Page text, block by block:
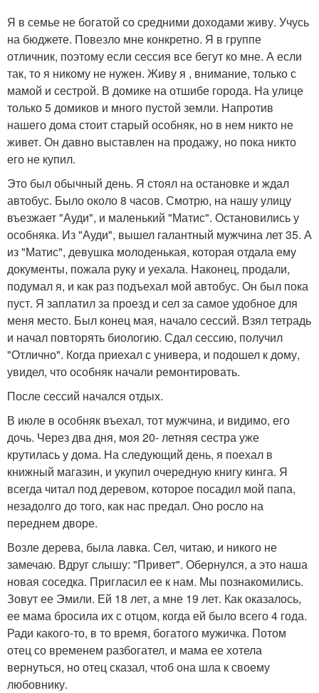
Я в семье не богатой со средними доходами живу. Учусь
на бюджете. Повезло мне конкретно. Я в группе
отличник, поэтому если сессия все бегут ко мне. А если
так, то я никому не нужен. Живу я , внимание, только с
мамой и сестрой. В домике на отшибе города. На улице
только 5 домиков и много пустой земли. Напротив
нашего дома стоит старый особняк, но в нем никто не
живет. Он давно выставлен на продажу, но пока никто
его не купил.
Это был обычный день. Я стоял на остановке и ждал
автобус. Было около 8 часов. Смотрю, на нашу улицу
въезжает "Ауди", и маленький "Матис". Остановились у
особняка. Из "Ауди", вышел галантный мужчина лет 35. А
из "Матис", девушка молоденькая, которая отдала ему
документы, пожала руку и уехала. Наконец, продали,
подумал я, и как раз подъехал мой автобус. Он был пока
пуст. Я заплатил за проезд и сел за самое удобное для
меня место. Был конец мая, начало сессий. Взял тетрадь
и начал повторять биологию. Сдал сессию, получил
"Отлично". Когда приехал с универа, и подошел к дому,
увидел, что особняк начали ремонтировать.
После сессий начался отдых.
В июле в особняк въехал, тот мужчина, и видимо, его
дочь. Через два дня, моя 20- летняя сестра уже
крутилась у дома. На следующий день, я поехал в
книжный магазин, и укупил очередную книгу кинга. Я
всегда читал под деревом, которое посадил мой папа,
незадолго до того, как нас предал. Оно росло на
переднем дворе.
Возле дерева, была лавка. Сел, читаю, и никого не
замечаю. Вдруг слышу: "Привет". Обернулся, а это наша
новая соседка. Пригласил ее к нам. Мы познакомились.
Зовут ее Эмили. Ей 18 лет, а мне 19 лет. Как оказалось,
ее мама бросила их с отцом, когда ей было всего 4 года.
Ради какого-то, в то время, богатого мужичка. Потом
отец со временем разбогател, и мама ее хотела
вернуться, но отец сказал, чтоб она шла к своему
любовнику.